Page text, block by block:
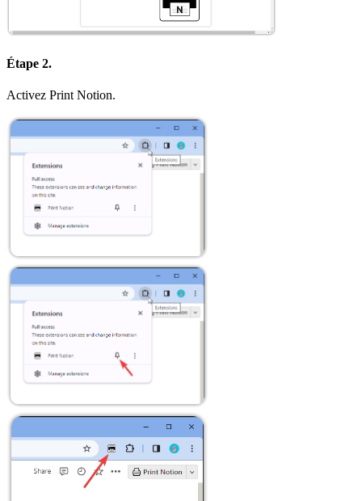
Étape 2.
Activez Print Notion.